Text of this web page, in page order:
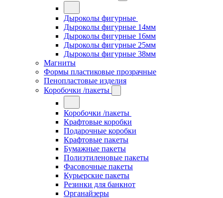
Дыроколы фигурные
Дыроколы фигурные 14мм
Дыроколы фигурные 16мм
Дыроколы фигурные 25мм
Дыроколы фигурные 38мм
Магниты
Формы пластиковые прозрачные
Пенопластовые изделия
Коробочки /пакеты
Коробочки /пакеты
Крафтовые коробки
Подарочные коробки
Крафтовые пакеты
Бумажные пакеты
Полиэтиленовые пакеты
Фасовочные пакеты
Курьерские пакеты
Резинки для банкнот
Органайзеры